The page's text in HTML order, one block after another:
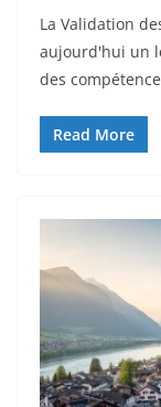
La Validation
aujourd'hui un
des
Read More